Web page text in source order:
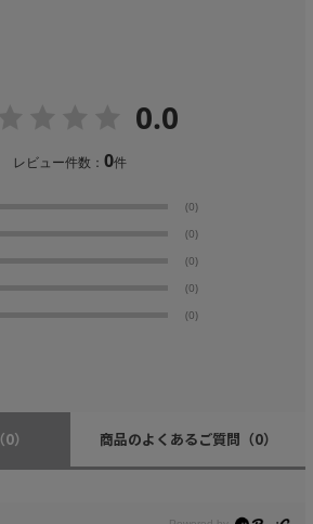
0.0
レビュー件数：0件
(0)
(0)
(0)
(0)
(0)
（0） 商品のよくあるご質問 （0）